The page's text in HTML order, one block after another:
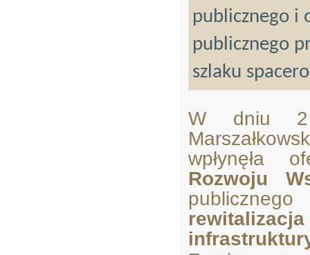
publicznego i
publicznego
szlaku
W dniu 2
wpłynęła
Rozwoju